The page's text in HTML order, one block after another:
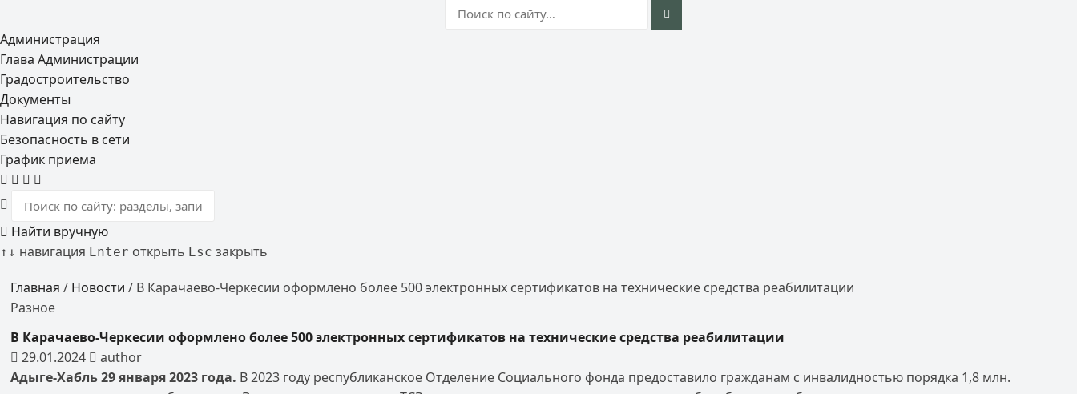
Администрация
Глава Администрации
Градостроительство
Документы
Навигация по сайту
Безопасность в сети
График приема
Найти вручную
↑ ↓ навигация Enter открыть Esc закрыть
Главная / Новости / В Карачаево-Черкесии оформлено более 500 электронных сертификатов на технические средства реабилитации
Разное
В Карачаево-Черкесии оформлено более 500 электронных сертификатов на технические средства реабилитации
29.01.2024
author
Адыге-Хабль29января 2023 года. В 2023 году республиканское Отделение Социального фонда предоставило гражданам с инвалидностью порядка 1,8 млн.